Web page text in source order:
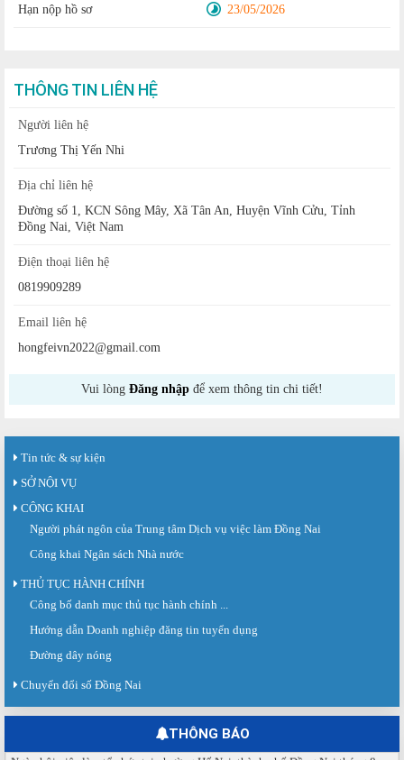
Hạn nộp hồ sơ 23/05/2026
THÔNG TIN LIÊN HỆ
Người liên hệ
Trương Thị Yến Nhi
Địa chỉ liên hệ
Đường số 1, KCN Sông Mây, Xã Tân An, Huyện Vĩnh Cửu, Tỉnh
Đồng Nai, Việt Nam
Điện thoại liên hệ
0819909289
Email liên hệ
hongfeivn2022@gmail.com
Vui lòng Đăng nhập để xem thông tin chi tiết!
Tin tức & sự kiện
SỞ NỘI VỤ
CÔNG KHAI
Người phát ngôn của Trung tâm Dịch vụ việc làm Đồng Nai
Công khai Ngân sách Nhà nước
THỦ TỤC HÀNH CHÍNH
Công bố danh mục thủ tục hành chính ...
Hướng dẫn Doanh nghiệp đăng tin tuyển dụng
Đường dây nóng
Chuyển đổi số Đồng Nai
THÔNG BÁO
Sàn giao dịch việc làm lần thứ 08 năm 2026: Hơn 4.300 cơ hội...
Sáng ngày 03/8/2026, Trung tâm Dịch vụ việc làm Đồng Nai tổ chức Sàn giao
Báo cáo kết quả tổ chức Sàn giao dịch việc làm lần thứ 08/2026 ngày 03
tháng 08 năm 2026.
Ngày hội việc làm phường Hố Nai tháng 8 năm 2026
Ngày hội việc làm tổ chức tại phường Hố Nai, thành phố Đồng Nai tháng 8